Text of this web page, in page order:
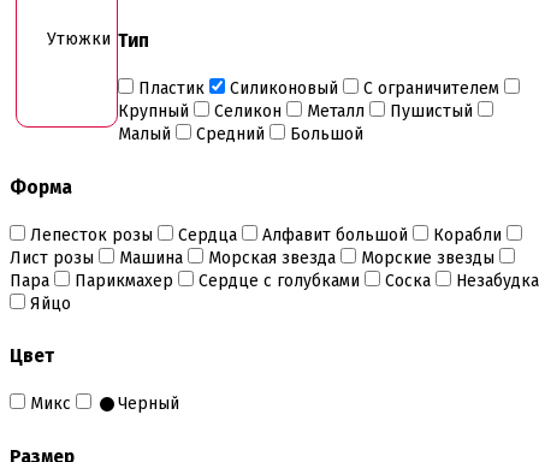
Утюжки Тип
Пластик Силиконовый
С ограничителем
Крупный
Селикон Металл
Пушистый
Малый
Средний Большой
Форма
Лепесток розы Сердца Алфавит большой
Корабли
Лист розы
Машина Морская звезда
Морские звезды
Пара
Парикмахер Сердце с голубками Соска
Незабудка
Яйцо
Цвет
Микс Черный
Размер